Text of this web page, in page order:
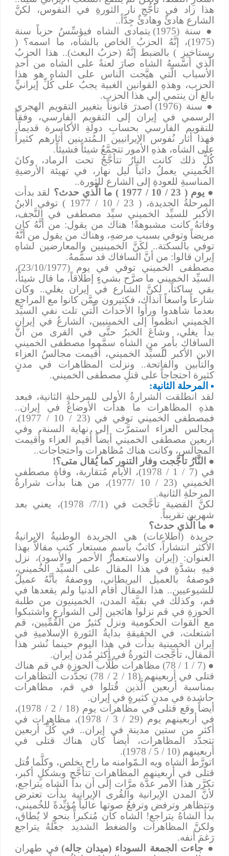
هذا زاد في تأجُّجِ نار الثورةِ في النفوس، لكنَّ
الشارع هادئٌ وهادئٌ جِدَّاً..
●
سنة (1975) يتمادى الشاه فيؤسِّسُ حزباً سنة
(1975)، إنَّهُ الحزبُ الخاص بالشاه، ما اسمه؟ (
رستاخيز ) بالضبط إنَّهُ (حزبُ البعث).. هذا الحزبُ
الَّذي أسَّسهُ الشاه صارَ لعنةً على الشاه من أحدِ
الأسباب الَّتي هيَّجت الناس على الشاه هو هذا
الحزب، وهذهِ القوانين الغبية يجبُ على كُلِّ إيرانيٍّ
بالغ أن ينتمي إلى هذا الحزب.
●
سنة (1976) أصدرَ قانوناً بتغيير التقويم الهجري
الرسمي في إيران إلى التقويم الفارسي، وفقاً
للتقويم الفارسي بحسابِ دولةِ الأكاسرة قديماً،
فهذا أثار نُفوس الإيرانيين الـمُتدينين أثارهم كثيراً
على الشاه، هذهِ الأمور تتجمَّعُ شيئاً فشيئاً.
كُلُّ ذلك كانت النارُ تتأجَّجُ تحت الرماد، وكانَ
الخُميني يعملُ دائباً ليل نهار، في تهيئة الأرضيةِ
المناسبةِ للعودةِ إلى الشارع للثورة..
●يوم ( 23 / 10 / 1977 ) ما الَّذي حدث؟
لقد بدأت
المرحلةُ الجديدة، ( 23 / 10 / 1977 ) توفي الابنُ
الأكبر للسيِّد الخميني سيِّد مصطفى في النَّجف،
وفاتهُ كانت مشبوهةً! هناك من يقول: من أنَّهُ كان
مريضاً وتوفي بسببِ مرضهِ، وهناك من يقول من أنَّهُ
توفي بالسكتة.. لكنَّ الخمينيين والمعارضين لشاهِ
إيران قالوا: من أنَّ السافاك قد سمَّمهُ.
مصطفى الخميني توفي في يوم (23/10/1977)،
السيِّد الخميني ما صرَّح بشيءٍ إطلاقاً، ما قال شيئاً،
بقي ساكتاً، لكنَّ الشارع في إيران يغلي.. وكان
شارعاً واسعاً آنذاك، فكثيرون مِمَّن كانوا مع المراجع
بعدما شاهدوا ورأوا الأحداث الَّتي تلت نفي السيِّد
الخميني انظموا إلى الخمينيين، الشارعُ في إيران
بدأ يغلي، وشاعَ الخبرُ حتَّى في القرى من أنَّ
السافاك بأمرٍ من الشاه سمَّموا مصطفى الخميني
الابن الأكبر للسيِّد الخميني، أُقيمت مجالسُ العزاء
والتأبين والفاتحة.. ونزلت المظاهرات في مدنٍ
كثيرة احتجاجاً على قتلِ مصطفى الخميني.
المرحلة الثانية:
لقد انطلقت الشرارةُ الأولى للمرحلةِ الثانية، فبعد
هذهِ المظاهرات ما هدأت الأوضاعُ في إيران..
فمصطفى الخميني توفي في (23 / 10 / 1977)،
مجالس العزاء استمرَّت إلى نهاية السنة، وفي
أربعين مصطفى الخميني أيضاً أُقيم العزاء وأُقيمت
المجالس، وكانت هناك مُظاهرات واحتجاجات..
●النَّارُ تأجَّجت وفار التنور كما يُقال متى؟!
في (7 / 1 / 1978)، الأيام مُتقاربة، وفاة مصطفى
الخميني (23 / 10 /1977)، من هنا بدأت شرارةُ
المرحلةِ الثانية.
لكنَّ القضية تأجَّجت في (7/1/ 1978)، يعني بعد
شهرين تقريباً.
●ما الَّذي حدث؟
جريدة (اطلاعات) هي الجريدة
الوطنيةُ الإيرانيةُ
الأكثر انتشاراً، كاتبٌ باسمٍ مستعار كتب مقالاً بهذا
العنوان: (إيران والاستعمارُ الأحمر والأسود)، نزل
فيهِ بشدَّةٍ في هذا المقال على السيِّد الخُميني،
فوصفهُ بالعميل البريطاني، ووصفهُ بأنَّهُ عميلٌ
للشيوعيين.. هذا المقال أقام الدنيا ولم يقعدها في
قم، وكذلك في بقيَّة المدن، الخمينيون من طلبة
الحوزةِ في قم نزلوا هائجين إلى الشوارع واشتبكوا
مع القوات الحكومية ونزل كثيرٌ من القُمِّيين، قم
اشتعلت، في الحقيقةِ بدايةُ الثورةِ الإسلاميةِ في
إيران الخمينية بدأت في هذا اليوم حينما نُشر هذا
المقال، تأجَّجت الثورةُ في أكثرِ مُدن إيران.
●
(7 / 1 / 78) مظاهرات طُلَّاب الحوزةِ في قم هناك
قتلى في أربعينهم (18 / 2 / 78) تجدَّدت التظاهرات
بمناسبة أربعين الَّذين قُتلوا في قم، مظاهرات
حاشدة في مدنٍ كثيرةٍ في إيران.
أيضاً وقع قتلى في مظاهرات يوم (18 / 2 / 1978)،
في أربعينهم يوم (29 / 3 / 1978)، مظاهرات في
أكثر من ستين مدينة في إيران.. في كُلِّ أربعين
تتجدَّد المظاهرات، أيضاً كان هناك قتلى في
أربعينهم (10 / 5 / 1978).
اتورَّط الشاه ويه الـمّوامنه ما راح يخلص، وكلَّما قُتل
قتلى في أربعينهم المظاهرات تتأجَّج وبشكلٍ أكبر،
تكرَّر هذا الأمر عدَّة مرَّات إلى أن بدأ الشاه يتراجع،
لأنَّ المدن الإيرانية والقُرى الإيرانية بدأت تعترض
وتتظاهر وترفض وترفعُ صوتها عالياً مُؤيِّدةً للخُميني،
بدأ الشاهُ يتراجع! الشاه كان مُتكبراً بنحوٍ لا يُطاق،
ولكنَّ المظاهرات والضغط الشديد جعلهُ يتراجع
رَغمَ أنفه.
●جاءت الجمعة السوداء (ميدان جاله)في طهران